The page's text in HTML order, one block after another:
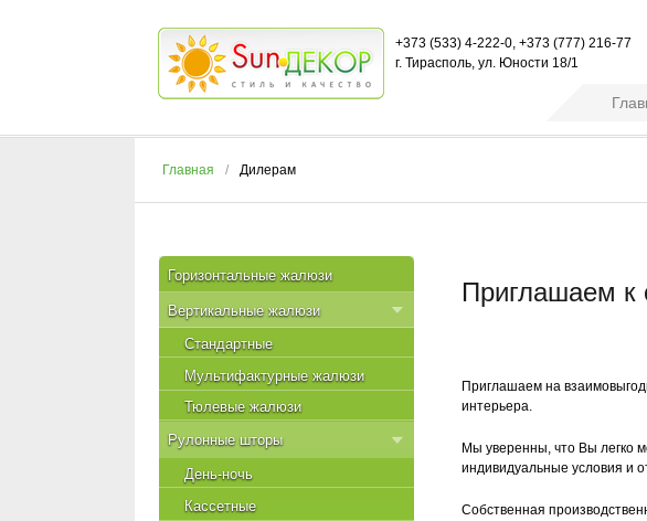
+373 (533) 4-222-0, +373 (777) 216-77
г. Тирасполь, ул. Юности 18/1
Главная Дилерам
Горизонтальные жалюзи
Вертикальные жалюзи
Стандартные
Мультифактурные жалюзи
Тюлевые жалюзи
Рулонные шторы
День-ночь
Кассетные
Приглашаем к
Приглашаем на
интерьера.
Мы уверенны, что Вы легко
индивидуальные условия и
Собственная